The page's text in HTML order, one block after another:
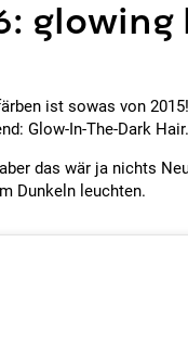
glowing
ist sowas von
Glow-In-The-Dark Hair.
das wär ja nichts
Dunkeln leuchten.